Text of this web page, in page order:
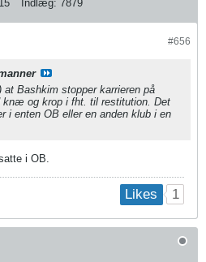
Indlæg: 7879
#656
Bashkim stopper karrieren på
knæ og krop i fht. til restitution. Det
i enten OB eller en anden klub i en
i OB.
Likes 1